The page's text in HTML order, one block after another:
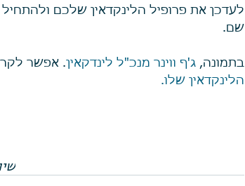
לעדכן את פרופיל הלינקדאין שלכם
שם.
בתמונה, ג'ף ווינר מנכ"ל לינדקאין. אפשר
הלינקדאין שלו.